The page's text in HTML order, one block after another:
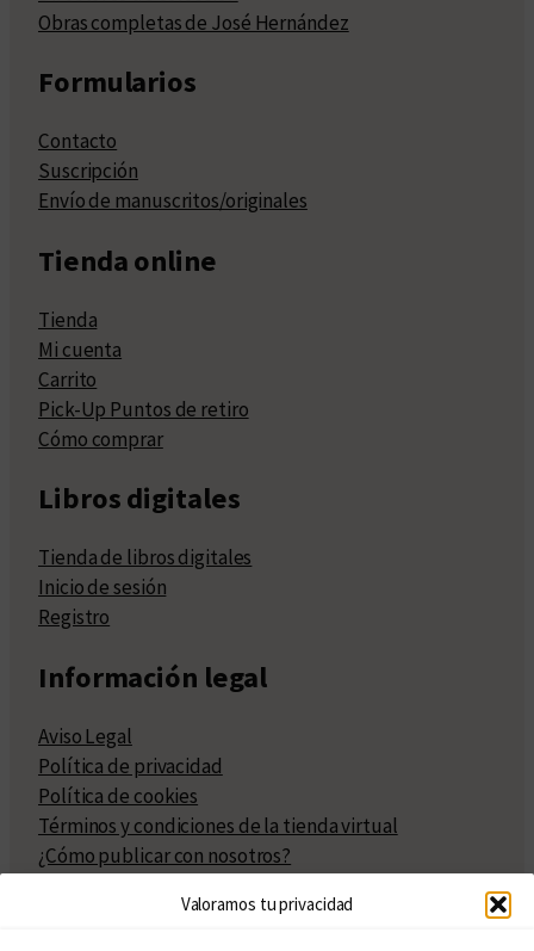
Valoramos tu privacidad
Obras completas de José Hernández
Formularios
Contacto
Suscripción
Envío de manuscritos/originales
Tienda online
Tienda
Mi cuenta
Carrito
Pick-Up Puntos de retiro
Cómo comprar
Libros digitales
Tienda de libros digitales
Inicio de sesión
Registro
Información legal
Aviso Legal
Política de privacidad
Política de cookies
Términos y condiciones de la tienda virtual
¿Cómo publicar con nosotros?
Políticas de publicación